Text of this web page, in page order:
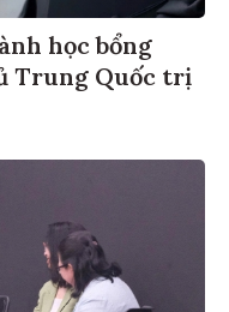
học bổng
Trung Quốc trị